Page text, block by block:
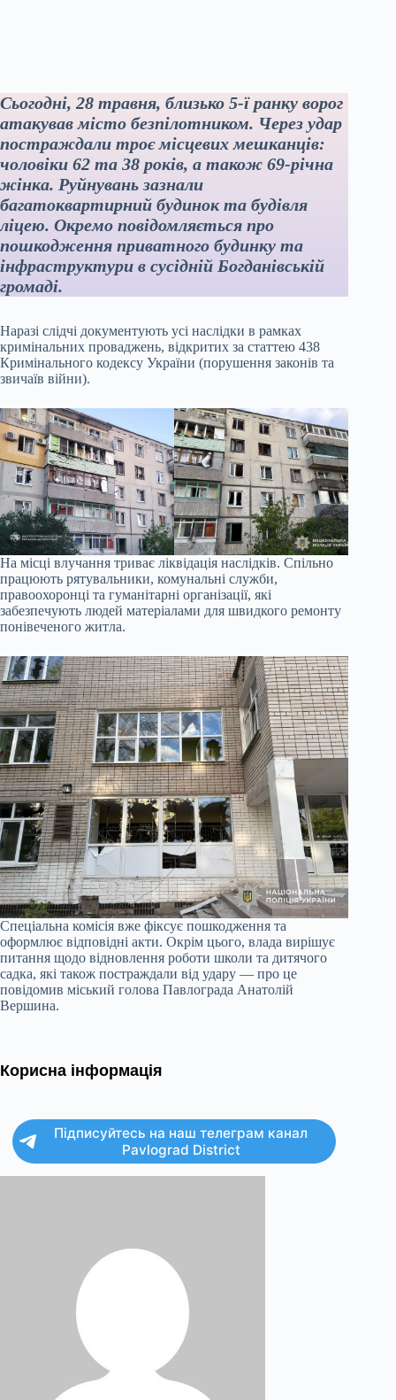
Сьогодні, 28 травня, близько 5-ї ранку ворог
атакував місто безпілотником. Через удар
постраждали троє місцевих мешканців:
чоловіки 62 та 38 років, а також 69-річна
жінка. Руйнувань зазнали
багатоквартирний будинок та будівля
ліцею. Окремо повідомляється про
пошкодження приватного будинку та
інфраструктури в сусідній Богданівській
громаді.
Наразі слідчі документують усі наслідки в рамках
кримінальних проваджень, відкритих за статтею 438
Кримінального кодексу України (порушення законів та
звичаїв війни).
На місці влучання триває ліквідація наслідків. Спільно
працюють рятувальники, комунальні служби,
правоохоронці та гуманітарні організації, які
забезпечують людей матеріалами для швидкого ремонту
понівеченого житла.
Спеціальна комісія вже фіксує пошкодження та
оформлює відповідні акти. Окрім цього, влада вирішує
питання щодо відновлення роботи школи та дитячого
садка, які також постраждали від удару — про це
повідомив міський голова Павлограда Анатолій
Вершина.
Корисна інформація
Підписуйтесь на наш телеграм канал
Pavlograd District